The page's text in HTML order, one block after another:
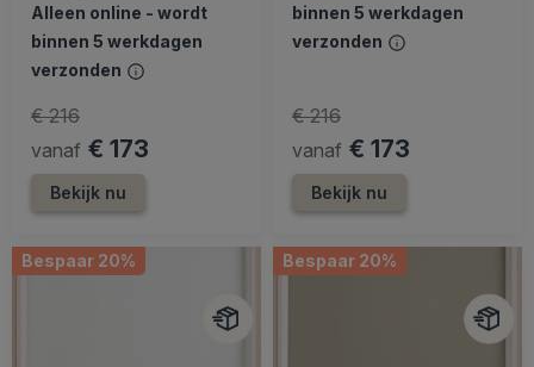
Alleen online - wordt
binnen 5 werkdagen
verzonden
vanaf € 173
€ 216
Bekijk nu
binnen 5 werkdagen
verzonden
vanaf € 173
€ 216
Bekijk nu
Bespaar 20% Bespaar 20%